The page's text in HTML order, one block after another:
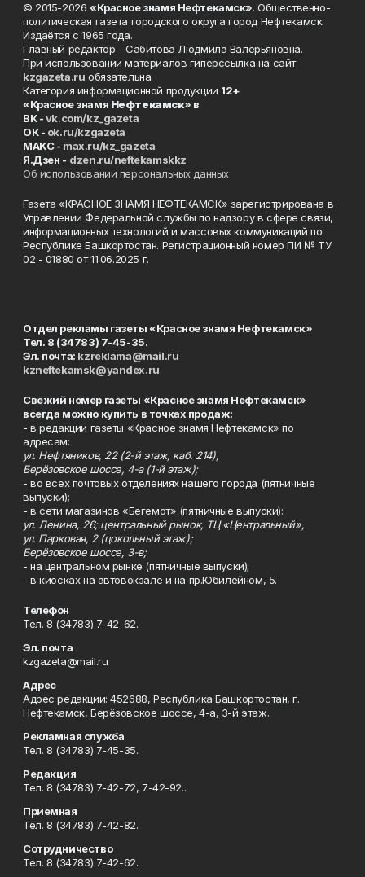
© 2015-2026 «Красное знамя Нефтекамск». Общественно-
политическая газета городского округа город Нефтекамск.
Издаётся с 1965 года.
Главный редактор - Сабитова Людмила Валерьяновна.
При использовании материалов гиперссылка на сайт
kzgazeta.ru обязательна.
Категория информационной продукции 12+
«Красное знамя Нефтекамск» в
ВК -vk.com/kz_gazeta
ОК - ok.ru/kzgazeta
MAKC - max.ru/kz_gazeta
Я.Дзен - dzen.ru/neftekamskkz
Об использовании персональных данных
Газета «КРАСНОЕ ЗНАМЯ НЕФТЕКАМСК» зарегистрирована в
Управлении Федеральной службы по надзору в сфере связи,
информационных технологий и массовых коммуникаций по
Республике Башкортостан. Регистрационный номер ПИ № ТУ
02 - 01880 от 11.06.2025 г.
Отдел рекламы газеты «Красное знамя Нефтекамск»
Тел. 8 (34783) 7-45-35.
Эл. почта: kzreklama@mail.ru
kzneftekamsk@yandex.ru
Свежий номер газеты «Красное знамя Нефтекамск»
всегда можно купить в точках продаж:
- в редакции газеты «Красное знамя Нефтекамск» по
адресам:
ул. Нефтяников, 22 (2-й этаж, каб. 214),
Берёзовское шоссе, 4-а (1-й этаж);
- во всех почтовых отделениях нашего города (пятничные
выпуски);
- в сети магазинов «Бегемот» (пятничные выпуски):
ул. Ленина, 26; центральный рынок, ТЦ «Центральный»,
ул. Парковая, 2 (цокольный этаж);
Берёзовское шоссе, 3-в;
- на центральном рынке (пятничные выпуски);
- в киосках на автовокзале и на пр.Юбилейном, 5.
Телефон
Тел. 8 (34783) 7-42-62.
Эл. почта
kzgazeta@mail.ru
Адрес
Адрес редакции: 452688, Республика Башкортостан, г.
Нефтекамск, Берёзовское шоссе, 4-а, 3-й этаж.
Рекламная служба
Тел. 8 (34783) 7-45-35.
Редакция
Тел. 8 (34783) 7-42-72, 7-42-92..
Приемная
Тел. 8 (34783) 7-42-82.
Сотрудничество
Тел. 8 (34783) 7-42-62.